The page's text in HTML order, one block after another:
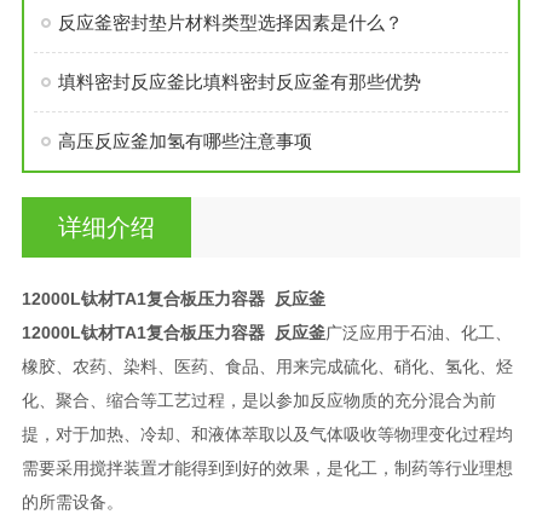
反应釜密封垫片材料类型选择因素是什么？
填料密封反应釜比填料密封反应釜有那些优势
高压反应釜加氢有哪些注意事项
详细介绍
12000L钛材TA1复合板压力容器 反应釜
12000L钛材TA1复合板压力容器 反应釜广泛应用于石油、化工、
橡胶、农药、染料、医药、食品、用来完成硫化、硝化、氢化、烃
化、聚合、缩合等工艺过程，是以参加反应物质的充分混合为前
提，对于加热、冷却、和液体萃取以及气体吸收等物理变化过程均
需要采用搅拌装置才能得到到好的效果，是化工，制药等行业理想
的所需设备。